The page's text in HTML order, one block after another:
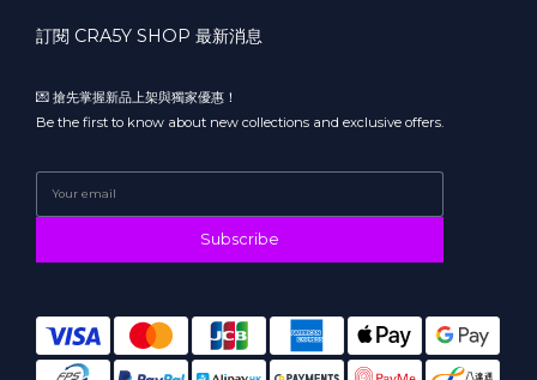
訂閱 CRA5Y SHOP 最新消息
💌 搶先掌握新品上架與獨家優惠！
Be the first to know about new collections and exclusive offers.
Subscribe